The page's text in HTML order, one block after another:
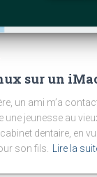
sur un
un ami m’a
une jeunesse au
dentaire, en
son fils.
Lire la